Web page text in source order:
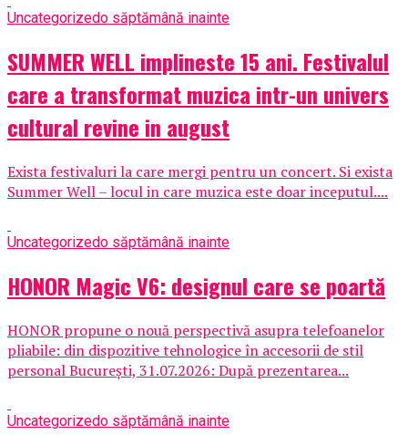
Uncategorizedo săptămână inainte
SUMMER WELL implineste 15 ani. Festivalul
care a transformat muzica intr-un univers
cultural revine in august
Exista festivaluri la care mergi pentru un concert. Si exista
Summer Well – locul in care muzica este doar inceputul....
Uncategorizedo săptămână inainte
HONOR Magic V6: designul care se poartă
HONOR propune o nouă perspectivă asupra telefoanelor
pliabile: din dispozitive tehnologice în accesorii de stil
personal București, 31.07.2026: După prezentarea...
Uncategorizedo săptămână inainte